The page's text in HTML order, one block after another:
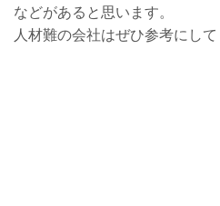
などがあると思います。
人材難の会社はぜひ参考にして